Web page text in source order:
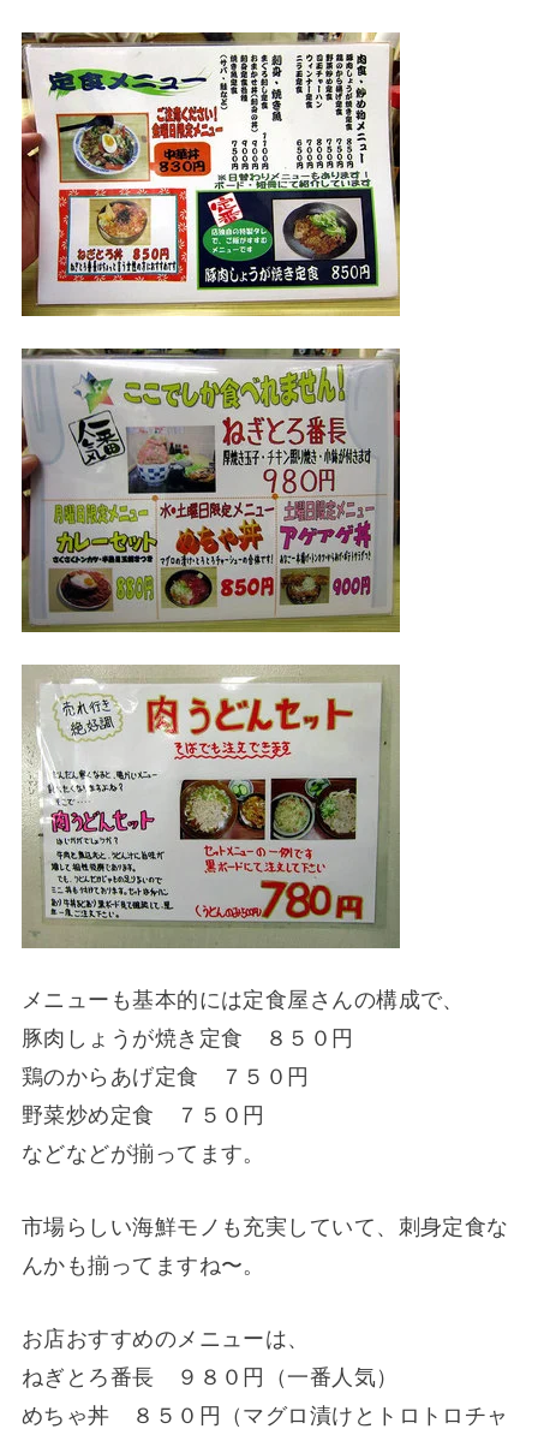
メニューも基本的には定食屋さんの構成で、
豚肉しょうが焼き定食 ８５０円
鶏のからあげ定食 ７５０円
野菜炒め定食 ７５０円
などなどが揃ってます。
市場らしい海鮮モノも充実していて、刺身定食な
んかも揃ってますね〜。
お店おすすめのメニューは、
ねぎとろ番長 ９８０円（一番人気）
めちゃ丼 ８５０円（マグロ漬けとトロトロチャ